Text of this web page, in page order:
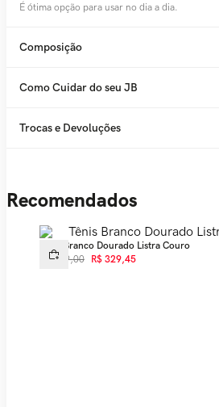
É ótima opção para usar no dia a dia.
Composição
Como Cuidar do seu JB
Trocas e Devoluções
Recomendados
Tênis Branco Dourado Listra Couro
R$ 599,00 R$ 329,45